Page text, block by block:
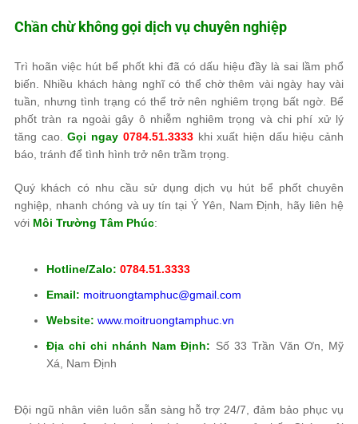
Chần chừ không gọi dịch vụ chuyên nghiệp
Trì hoãn việc hút bể phốt khi đã có dấu hiệu đầy là sai lầm phổ
biến. Nhiều khách hàng nghĩ có thể chờ thêm vài ngày hay vài
tuần, nhưng tình trạng có thể trở nên nghiêm trọng bất ngờ. Bể
phốt tràn ra ngoài gây ô nhiễm nghiêm trọng và chi phí xử lý
tăng cao.Gọi ngay 0784.51.3333khi xuất hiện dấu hiệu cảnh
báo, tránh để tình hình trở nên trầm trọng.
Quý khách có nhu cầu sử dụng dịch vụ hút bể phốt chuyên
nghiệp, nhanh chóng và uy tín tại Ý Yên, Nam Định, hãy liên hệ
với Môi Trường Tâm Phúc:
Hotline/Zalo: 0784.51.3333
Email: moitruongtamphuc@gmail.com
Website: www.moitruongtamphuc.vn
Địa chỉ chi nhánh Nam Định: Số 33 Trần Văn Ơn, Mỹ
Xá, Nam Định
Đội ngũ nhân viên luôn sẵn sàng hỗ trợ 24/7, đảm bảo phục vụ